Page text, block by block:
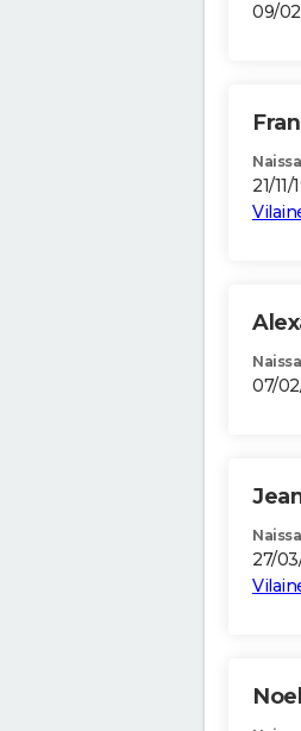
09/
21/11/
07/
27/